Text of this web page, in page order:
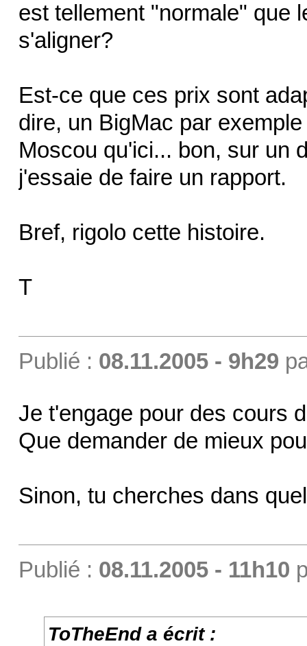
est tellement "normale" que
s'aligner?
Est-ce que ces prix sont
dire, un BigMac par
Moscou qu'ici... bon, sur un
j'essaie de faire un rapport.
Bref, rigolo cette histoire.
T
Publié : 08.11.2005 - 9h29
Je t'engage pour des cours
Que demander de mieux
Sinon, tu cherches dans
Publié : 08.11.2005 - 11h10
ToTheEnd a écrit :